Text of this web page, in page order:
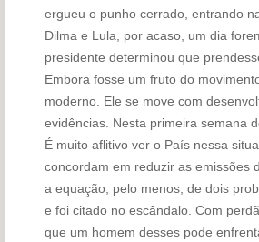
ergueu o punho cerrado, entrando
Dilma e Lula, por acaso, um dia
presidente determinou que
Embora fosse um fruto do
moderno. Ele se move com
evidências. Nesta primeira semana
É muito aflitivo ver o País nessa
concordam em reduzir as emissões
a equação, pelo menos, de dois
e foi citado no escândalo. Com
que um homem desses pode